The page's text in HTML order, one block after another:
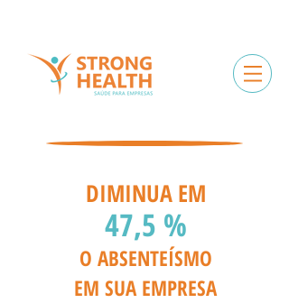
DIMINUA EM
47,5 %
O ABSENTEÍSMO
EM SUA EMPRESA